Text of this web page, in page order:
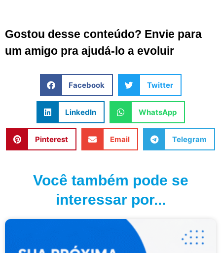
Gostou desse conteúdo? Envie para
um amigo pra ajudá-lo a evoluir
Facebook Twitter
LinkedIn WhatsApp
Pinterest Email Telegram
Você também pode se
interessar por...